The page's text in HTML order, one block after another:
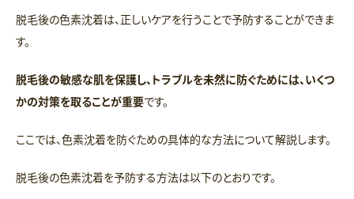
脱毛後の色素沈着は、正しいケアを行うことで予防することができま
す。
脱毛後の敏感な肌を保護し、トラブルを未然に防ぐためには、いくつ
かの対策を取ることが重要です。
ここでは、色素沈着を防ぐための具体的な方法について解説します。
脱毛後の色素沈着を予防する方法は以下のとおりです。